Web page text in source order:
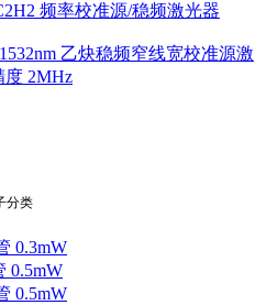
频率校准源/稳频激光器
乙炔稳频窄线宽校准源激
度 2MHz
分类
0.3mW
0.5mW
0.5mW